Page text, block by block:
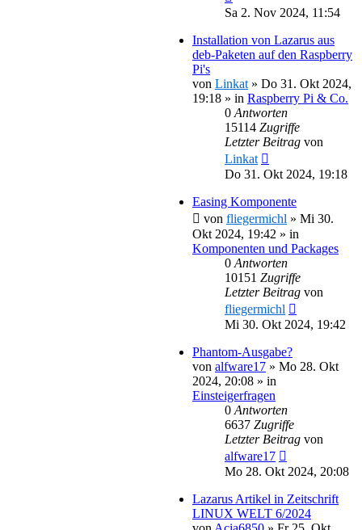
Sa 2. Nov 2024, 11:54
Installation von Lazarus aus
deb-Paketen auf den Raspberry
Pi's
von Linkat » Do 31. Okt 2024,
19:18 » in Raspberry Pi & Co.
0 Antworten
15114 Zugriffe
Letzter Beitrag von
Linkat
Do 31. Okt 2024, 19:18
Easing Komponente
von fliegermichl » Mi 30.
Okt 2024, 19:42 » in
Komponenten und Packages
0 Antworten
10151 Zugriffe
Letzter Beitrag von
fliegermichl
Mi 30. Okt 2024, 19:42
Phantom-Ausgabe?
von alfware17 » Mo 28. Okt
2024, 20:08 » in
Einsteigerfragen
0 Antworten
6637 Zugriffe
Letzter Beitrag von
alfware17
Mo 28. Okt 2024, 20:08
Lazarus Artikel in Zeitschrift
LINUX WELT 6/2024